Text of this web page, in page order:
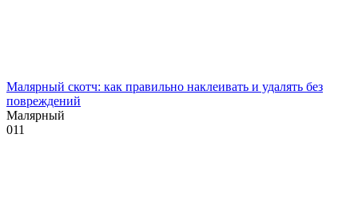
Малярный скотч: как правильно наклеивать и удалять без
повреждений
Малярный
011